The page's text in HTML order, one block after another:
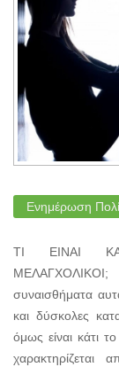
Ενημέρωση
ΤΙ ΕΙΝΑΙ
συναισθήματα
και δύσκολες
όμως είναι κάτι
χαρακτηρίζεται